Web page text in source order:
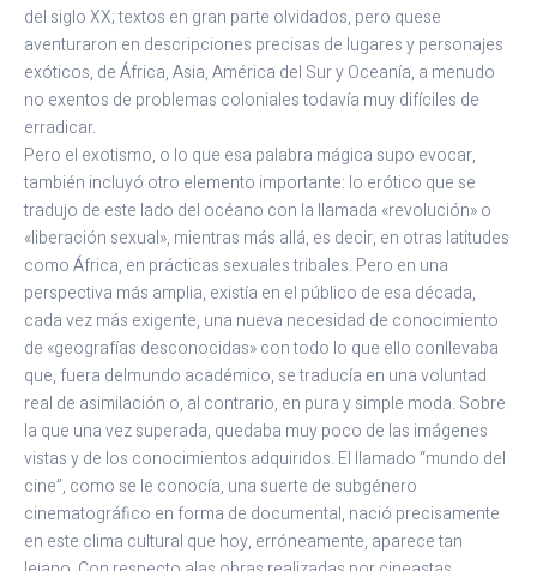
del siglo XX; textos en gran parte olvidados, pero quese
aventuraron en descripciones precisas de lugares y personajes
exóticos, de África, Asia, América del Sur y Oceanía, a menudo
no exentos de problemas coloniales todavía muy difíciles de
erradicar.
Pero el exotismo, o lo que esa palabra mágica supo evocar,
también incluyó otro elemento importante: lo erótico que se
tradujo de este lado del océano con la llamada «revolución» o
«liberación sexual», mientras más allá, es decir, en otras latitudes
como África, en prácticas sexuales tribales. Pero en una
perspectiva más amplia, existía en el público de esa década,
cada vez más exigente, una nueva necesidad de conocimiento
de «geografías desconocidas» con todo lo que ello conllevaba
que, fuera delmundo académico, se traducía en una voluntad
real de asimilación o, al contrario, en pura y simple moda. Sobre
la que una vez superada, quedaba muy poco de las imágenes
vistas y de los conocimientos adquiridos. El llamado “mundo del
cine”, como se le conocía, una suerte de subgénero
cinematográfico en forma de documental, nació precisamente
en este clima cultural que hoy, erróneamente, aparece tan